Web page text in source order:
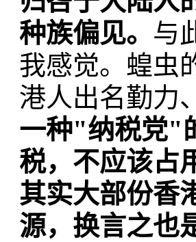
种族偏见。 与
我感觉。蝗虫
港人出名勤力
一种"纳税党"
税，不应该占
其实大部份香
源，换言之也